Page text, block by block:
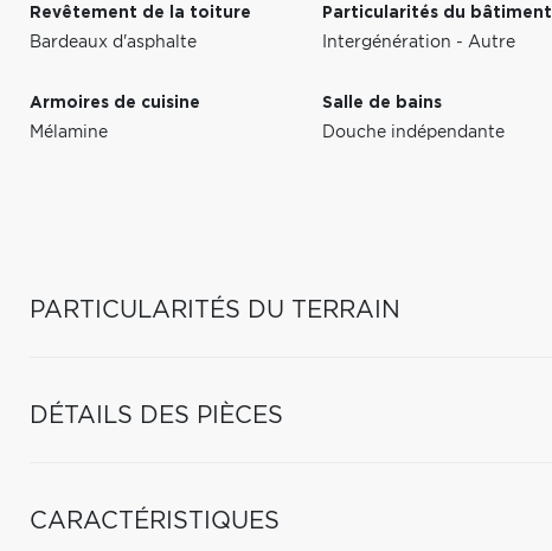
Revêtement de la toiture
Bardeaux d'asphalte
Particularités du bâtiment
Intergénération - Autre
Armoires de cuisine
Mélamine
Salle de bains
Douche indépendante
PARTICULARITÉS DU TERRAIN
DÉTAILS DES PIÈCES
CARACTÉRISTIQUES